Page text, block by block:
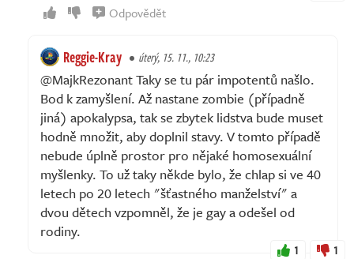
Odpovědět
Reggie-Kray úterý, 15. 11., 10:23
@MajkRezonant Taky se tu pár impotentů našlo.
Bod k zamyšlení. Až nastane zombie (případně
jiná) apokalypsa, tak se zbytek lidstva bude muset
hodně množit, aby doplnil stavy. V tomto případě
nebude úplně prostor pro nějaké homosexuální
myšlenky. To už taky někde bylo, že chlap si ve 40
letech po 20 letech "šťastného manželství" a
dvou dětech vzpomněl, že je gay a odešel od
rodiny.
1 1